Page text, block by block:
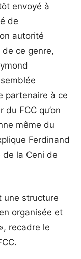
envoyé à
de
autorité
ce genre,
partenaire à ce
du FCC qu’on
même du
Ferdinand
de la Ceni de
une structure
organisée et
recadre le